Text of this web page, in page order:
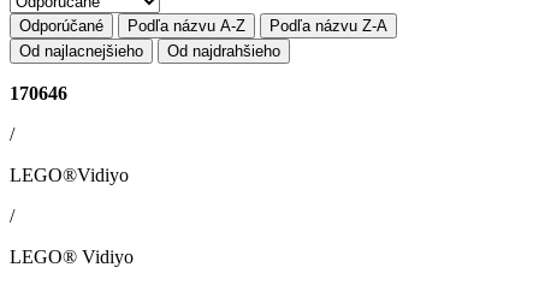
Odporúčané Podľa názvu A-Z
Podľa názvu Z-A
Od najlacnejšieho
Od najdrahšieho
170646
/
LEGO®Vidiyo
/
LEGO® Vidiyo